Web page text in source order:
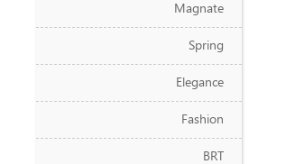
Magnate
Spring
Elegance
Fashion
BRT